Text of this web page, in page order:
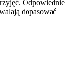
Odpowiednie
dopasować